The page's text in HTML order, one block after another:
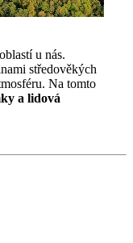
u nás.
středověkých
Na tomto
a lidová